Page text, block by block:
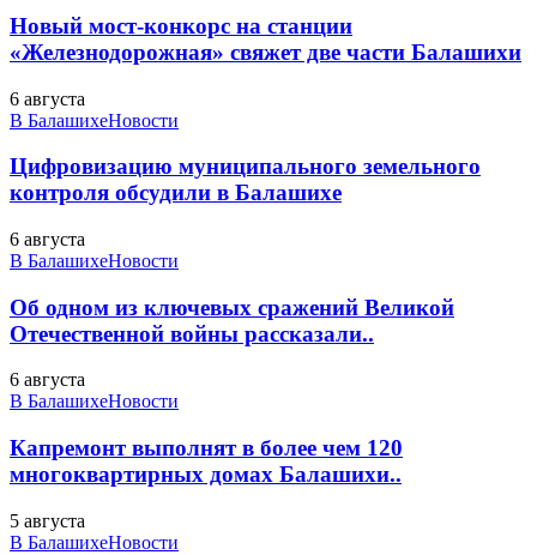
Новый мост-конкорс на станции
«Железнодорожная» свяжет две части Балашихи
6 августа
В БалашихеНовости
Цифровизацию муниципального земельного
контроля обсудили в Балашихе
6 августа
В БалашихеНовости
Об одном из ключевых сражений Великой
Отечественной войны рассказали..
6 августа
В БалашихеНовости
Капремонт выполнят в более чем 120
многоквартирных домах Балашихи..
5 августа
В БалашихеНовости